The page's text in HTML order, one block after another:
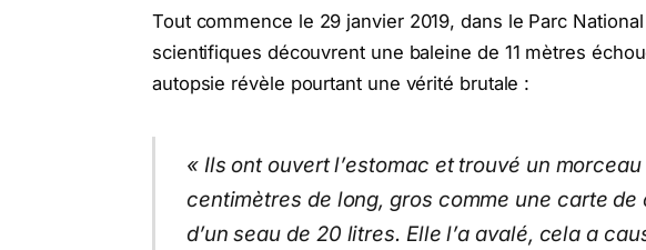
Tout commence le 29 janvier 2019, dans le Parc
scientifiques découvrent une baleine de 11 mètres
autopsie révèle pourtant une vérité brutale :
« Ils ont ouvert l’estomac et trouvé un
centimètres de long, gros comme une carte
d’un seau de 20 litres. Elle l’a avalé, cela a